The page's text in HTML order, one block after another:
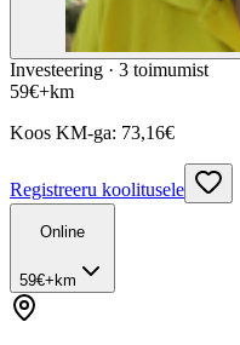
Investeering · 3 toimumist
59€+km
Koos KM-ga: 73,16€
Registreeru koolitusele
Online
59€+km